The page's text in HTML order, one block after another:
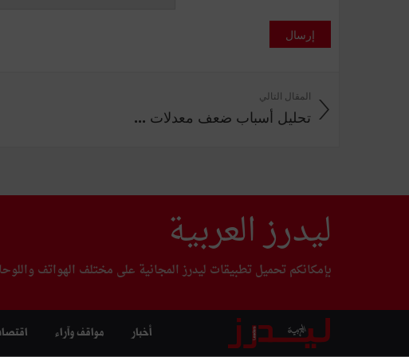
إرسال
المقال التالي
تحليل أسباب ضعف معدلات ...
ليدرز العربية
بإمكانكم تحميل تطبيقات ليدرز المجانية على مختلف الهواتف
أخبار مواقف وآراء